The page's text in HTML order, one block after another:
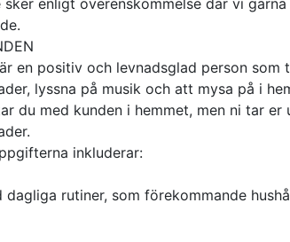
sker enligt överenskommelse där vi
en positiv och levnadsglad person
lyssna på musik och att mysa på i
du med kunden i hemmet, men ni tar
inkluderar:
dagliga rutiner, som förekommande